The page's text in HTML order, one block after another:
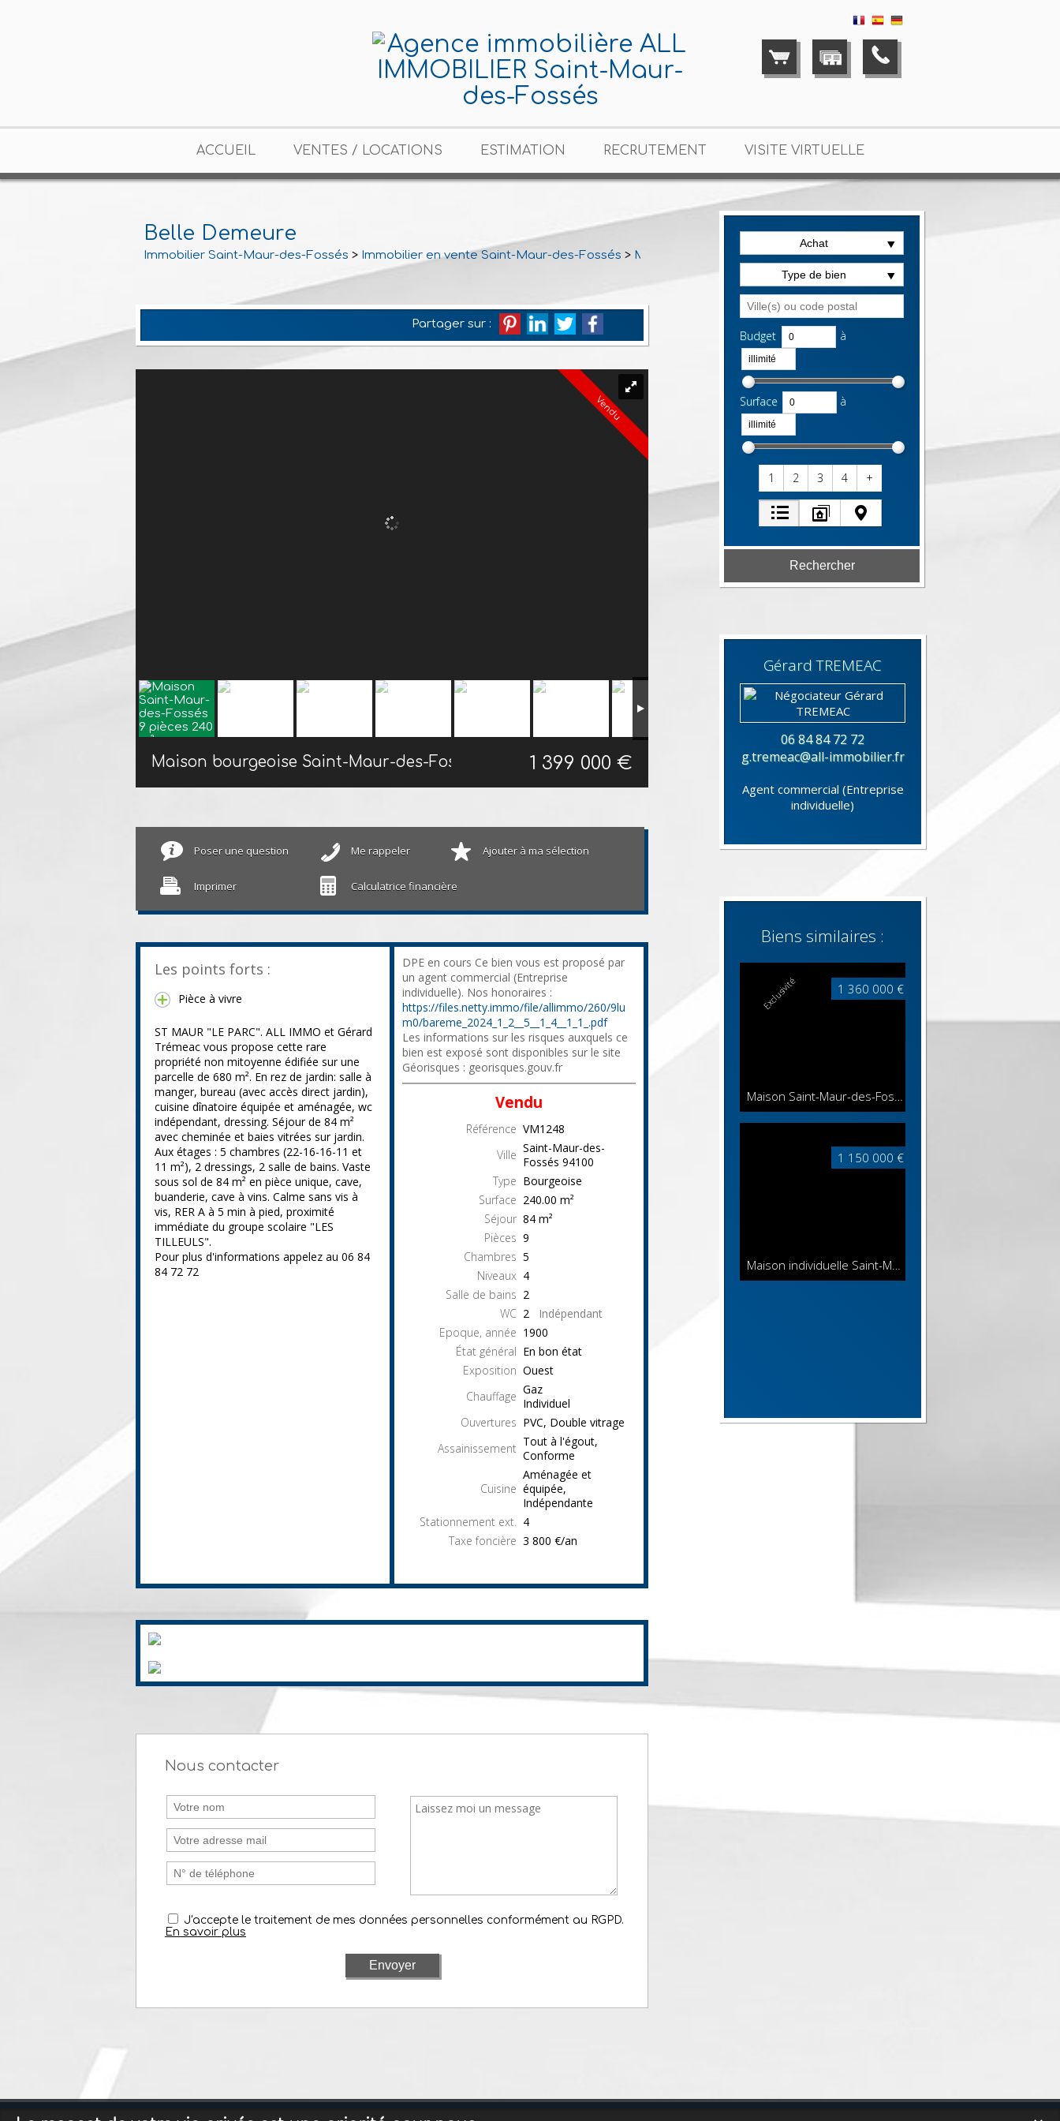
ACCUEIL VENTES / LOCATIONS ESTIMATION RECRUTEMENT VISITE VIRTUELLE
Achat
Type de bien
Budget à
Surface à
1 2 3 4 +
Gérard TREMEAC
06 84 84 72 72
g.tremeac@all-immobilier.fr
Agent commercial (Entreprise
individuelle)
Biens similaires :
Exclusivité 1 360 000 €
Maison Saint-Maur-des-Fossés
1 150 000 €
Maison individuelle Saint-Maur-des-Fossés
Belle Demeure
Immobilier Saint-Maur-des-Fossés > Immobilier en vente Saint-Maur-des-Fossés > Maison Bourgeoise en vente Saint-Maur-des-Fossés
Partager sur :
Vendu
240 m²1 399 000 €
Poser une question Me rappeler Ajouter à ma sélection
Imprimer Calculatrice financière
Les points forts :
Pièce à vivre
ST MAUR "LE PARC". ALL IMMO et Gérard
Trémeac vous propose cette rare
propriété non mitoyenne édifiée sur une
parcelle de 680 m². En rez de jardin: salle à
manger, bureau (avec accès direct jardin),
cuisine dînatoire équipée et aménagée, wc
indépendant, dressing. Séjour de 84 m²
avec cheminée et baies vitrées sur jardin.
Aux étages : 5 chambres (22-16-16-11 et
11 m²), 2 dressings, 2 salle de bains. Vaste
sous sol de 84 m² en pièce unique, cave,
buanderie, cave à vins. Calme sans vis à
vis, RER A à 5 min à pied, proximité
immédiate du groupe scolaire "LES
TILLEULS".
Pour plus d'informations appelez au 06 84
84 72 72
DPE en cours Ce bien vous est proposé par
un agent commercial (Entreprise
individuelle). Nos honoraires :
https://files.netty.immo/file/allimmo/260/9lu
m0/bareme_2024_1_2__5__1_4__1_1_.pdf
Les informations sur les risques auxquels ce
bien est exposé sont disponibles sur le site
Géorisques : georisques.gouv.fr
Vendu
Référence VM1248
Ville Saint-Maur-des-
Fossés 94100
Type Bourgeoise
Surface 240.00 m²
Séjour 84 m²
Pièces 9
Chambres 5
Niveaux 4
Salle de bains 2
WC 2
Indépendant
Epoque, année 1900
État général En bon état
Exposition Ouest
Chauffage Gaz
Individuel
Ouvertures PVC, Double vitrage
Assainissement Tout à l'égout,
Conforme
Cuisine
Aménagée et
équipée,
Indépendante
Stationnement ext. 4
Taxe foncière 3 800 €/an
Nous contacter
J'accepte le traitement de mes données personnelles conformément au RGPD.
En savoir plus